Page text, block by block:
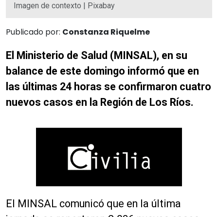
Imagen de contexto | Pixabay
Publicado por: Constanza Riquelme
El Ministerio de Salud (MINSAL), en su
balance de este domingo informó que en
las últimas 24 horas se confirmaron cuatro
nuevos casos en la Región de Los Ríos.
El MINSAL comunicó que en la última